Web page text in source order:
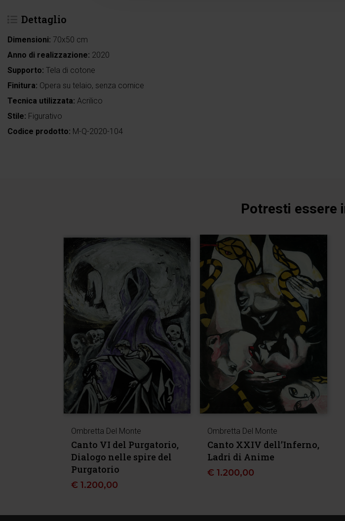
Dettaglio
Dimensioni: 70x50 cm
Anno di realizzazione: 2020
Supporto: Tela di cotone
Finitura: Opera su telaio, senza cornice
Tecnica utilizzata: Acrilico
Stile: Figurativo
Codice prodotto: M-Q-2020-104
Potresti essere
Ombretta Del Monte
Canto VI del Purgatorio,
Dialogo nelle spire del
Purgatorio
€ 1.200,00
Ombretta Del Monte
Canto XXIV dell’Inferno,
Ladri di Anime
€ 1.200,00